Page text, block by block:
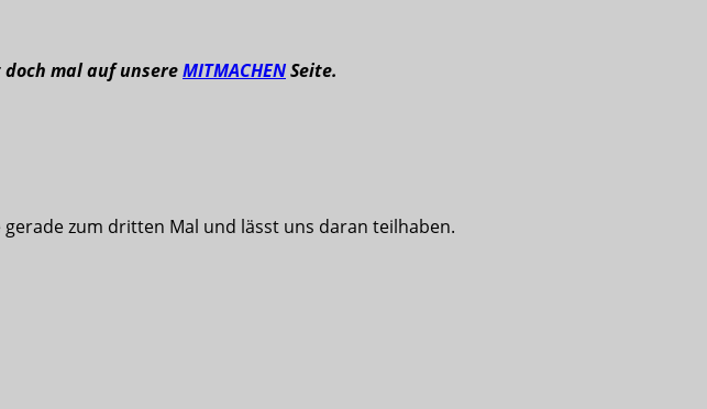
mal auf unsereMITMACHENSeite.
zum dritten Mal und lässt uns daran teilhaben.